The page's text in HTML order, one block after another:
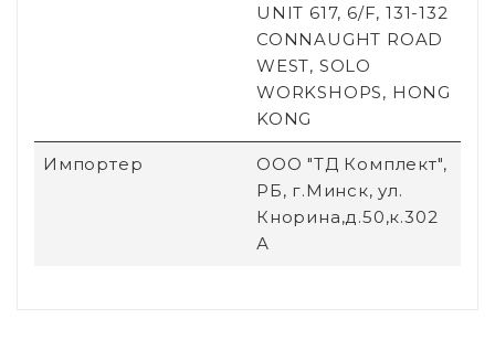
UNIT 617, 6/F, 131-132
CONNAUGHT ROAD
WEST, SOLO
WORKSHOPS, HONG
KONG
Импортер
ООО "ТД Комплект",
РБ, г.Минск, ул.
Кнорина,д.50,к.302
А